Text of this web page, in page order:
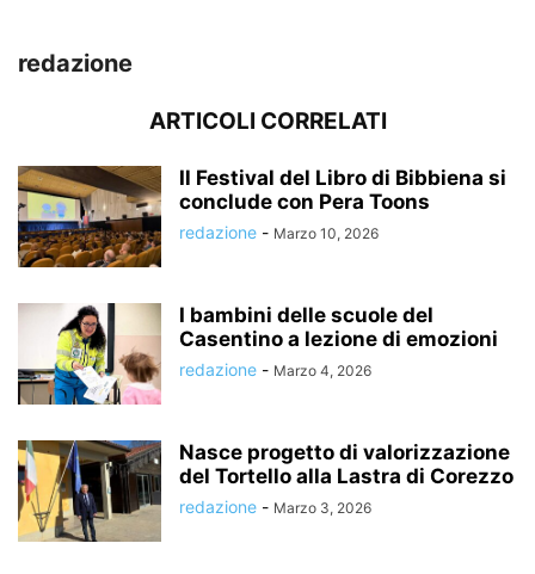
redazione
ARTICOLI CORRELATI
Il Festival del Libro di Bibbiena si
conclude con Pera Toons
redazione - Marzo 10, 2026
I bambini delle scuole del
Casentino a lezione di emozioni
redazione - Marzo 4, 2026
Nasce progetto di valorizzazione
del Tortello alla Lastra di Corezzo
redazione - Marzo 3, 2026